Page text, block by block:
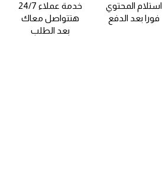
استلام المحتوي
فورا بعد الدفع
خدمة عملاء 24/7
هتتواصل معاك
بعد الطلب